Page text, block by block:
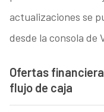
actualizaciones se
desde la consola de
Ofertas
flujo de caja